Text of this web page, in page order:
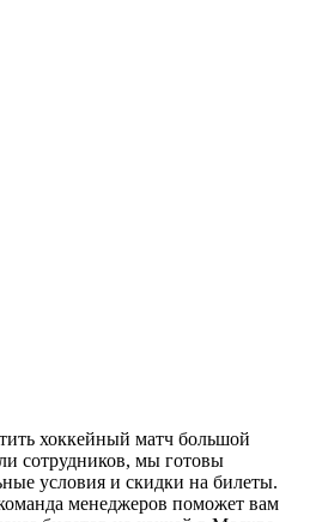
хоккейный матч большой
сотрудников, мы готовы
условия и скидки на билеты.
менеджеров поможет вам